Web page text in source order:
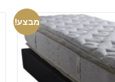
מבצע!